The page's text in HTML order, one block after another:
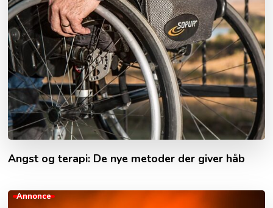
Angst og terapi: De nye metoder der giver håb
Annonce